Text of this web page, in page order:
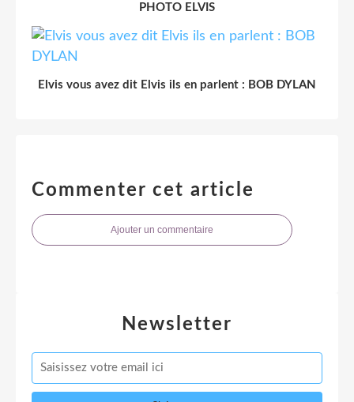
PHOTO ELVIS
Elvis vous avez dit Elvis ils en parlent : BOB DYLAN
Commenter cet article
Ajouter un commentaire
Newsletter